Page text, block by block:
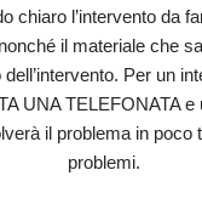
chiaro l’intervento da
il materiale che
Per un
UNA TELEFONATA
il problema in poco
problemi.